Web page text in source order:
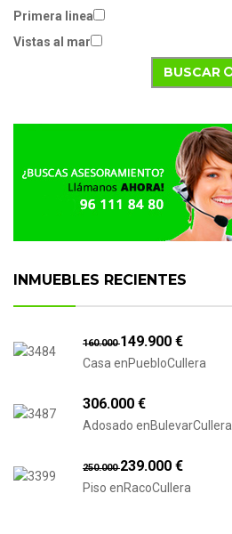
Primera linea
Vistas al mar
BUSCAR
INMUEBLES RECIENTES
160.000149.900 €
Casa enPuebloCullera
306.000 €
Adosado enBulevarCullera
250.000239.000 €
Piso enRacoCullera